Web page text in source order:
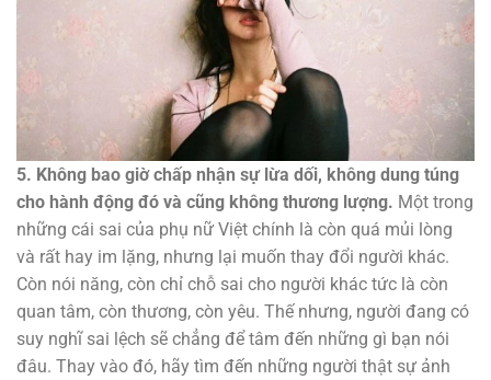
5. Không bao giờ chấp nhận sự lừa dối, không dung túng
cho hành động đó và cũng không thương lượng. Một trong
những cái sai của phụ nữ Việt chính là còn quá mủi lòng
và rất hay im lặng, nhưng lại muốn thay đổi người khác.
Còn nói năng, còn chỉ chỗ sai cho người khác tức là còn
quan tâm, còn thương, còn yêu. Thế nhưng, người đang có
suy nghĩ sai lệch sẽ chẳng để tâm đến những gì bạn nói
đâu. Thay vào đó, hãy tìm đến những người thật sự ảnh